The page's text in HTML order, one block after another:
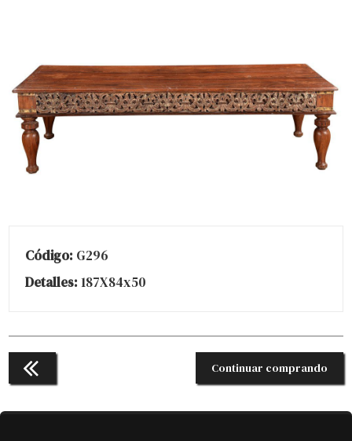
Código: G296
Detalles: 187X84x50
Continuar comprando